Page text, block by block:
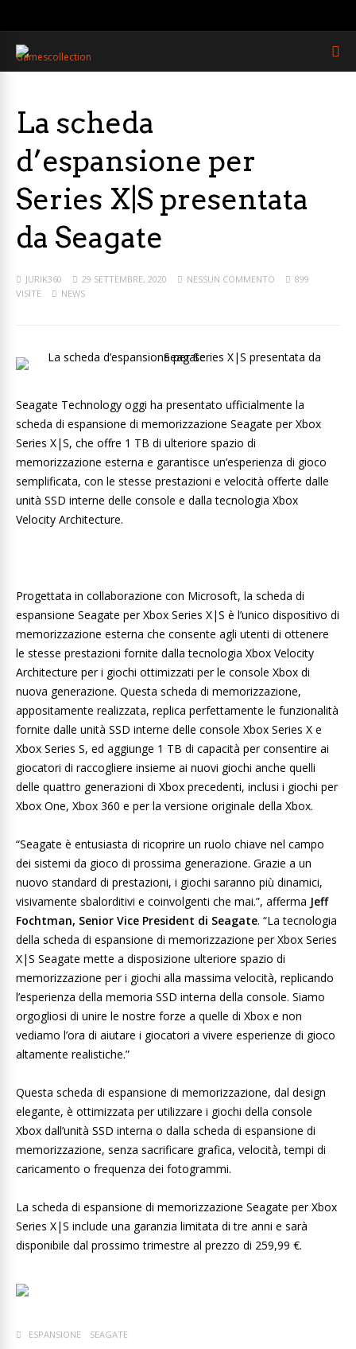
La scheda
d’espansione per
Series X|S presentata
da Seagate
JURIK360 29 SETTEMBRE, 2020 NESSUN COMMENTO
899
VISITE
NEWS
Seagate Technology oggi ha presentato ufficialmente la
scheda di espansione di memorizzazione Seagate per Xbox
Series X|S, che offre 1 TB di ulteriore spazio di
memorizzazione esterna e garantisce un’esperienza di gioco
semplificata, con le stesse prestazioni e velocità offerte dalle
unità SSD interne delle console e dalla tecnologia Xbox
Velocity Architecture.
Progettata in collaborazione con Microsoft, la scheda di
espansione Seagate per Xbox Series X|S è l’unico dispositivo di
memorizzazione esterna che consente agli utenti di ottenere
le stesse prestazioni fornite dalla tecnologia Xbox Velocity
Architecture per i giochi ottimizzati per le console Xbox di
nuova generazione. Questa scheda di memorizzazione,
appositamente realizzata, replica perfettamente le funzionalità
fornite dalle unità SSD interne delle console Xbox Series X e
Xbox Series S, ed aggiunge 1 TB di capacità per consentire ai
giocatori di raccogliere insieme ai nuovi giochi anche quelli
delle quattro generazioni di Xbox precedenti, inclusi i giochi per
Xbox One, Xbox 360 e per la versione originale della Xbox.
“Seagate è entusiasta di ricoprire un ruolo chiave nel campo
dei sistemi da gioco di prossima generazione. Grazie a un
nuovo standard di prestazioni, i giochi saranno più dinamici,
visivamente sbalorditivi e coinvolgenti che mai.”, afferma Jeff
Fochtman, Senior Vice President di Seagate. “La tecnologia
della scheda di espansione di memorizzazione per Xbox Series
X|S Seagate mette a disposizione ulteriore spazio di
memorizzazione per i giochi alla massima velocità, replicando
l’esperienza della memoria SSD interna della console. Siamo
orgogliosi di unire le nostre forze a quelle di Xbox e non
vediamo l’ora di aiutare i giocatori a vivere esperienze di gioco
altamente realistiche.”
Questa scheda di espansione di memorizzazione, dal design
elegante, è ottimizzata per utilizzare i giochi della console
Xbox dall’unità SSD interna o dalla scheda di espansione di
memorizzazione, senza sacrificare grafica, velocità, tempi di
caricamento o frequenza dei fotogrammi.
La scheda di espansione di memorizzazione Seagate per Xbox
Series X|S include una garanzia limitata di tre anni e sarà
disponibile dal prossimo trimestre al prezzo di 259,99 €.
ESPANSIONE SEAGATE